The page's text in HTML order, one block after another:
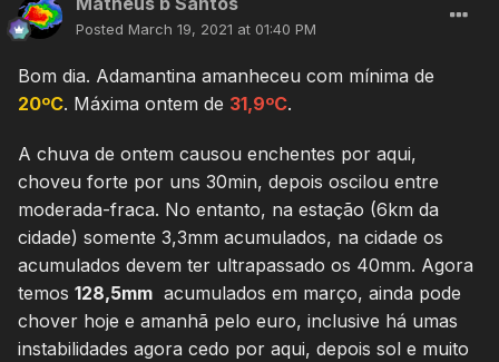
Posted March 19, 2021 at 01:40 PM
Bom dia. Adamantina amanheceu com mínima de
20ºC. Máxima ontem de 31,9ºC.
A chuva de ontem causou enchentes por aqui,
choveu forte por uns 30min, depois oscilou entre
moderada-fraca. No entanto, na estação (6km da
cidade) somente 3,3mm acumulados, na cidade os
acumulados devem ter ultrapassado os 40mm. Agora
temos 128,5mm acumulados em março, ainda pode
chover hoje e amanhã pelo euro, inclusive há umas
instabilidades agora cedo por aqui, depois sol e muito